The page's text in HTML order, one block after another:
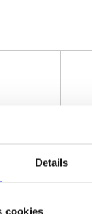
Details
cookies